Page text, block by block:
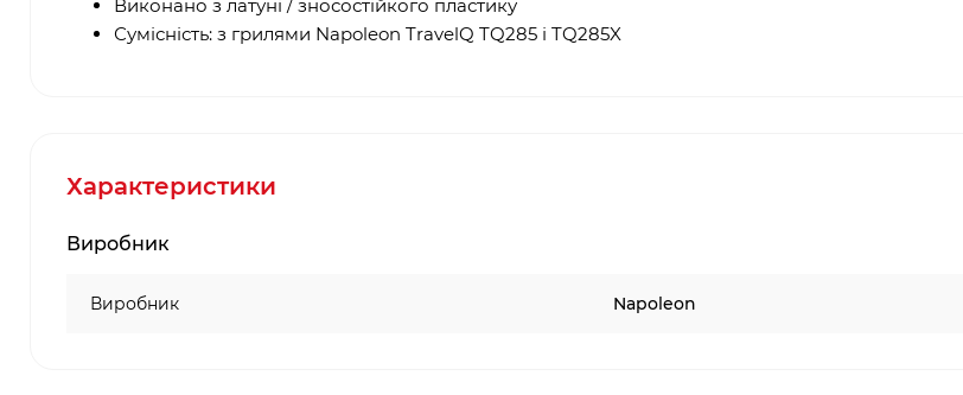
Виконано з латуні / зносостійкого пластику
Сумісність: з грилями Napoleon TravelQ TQ285 і TQ285X
Характеристики
Виробник
Виробник Napoleon